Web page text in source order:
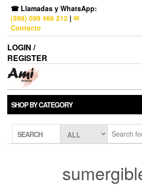
☎ Llamadas y WhatsApp:
(598) 099 466 212 | ✉
Contacto
LOGIN /
REGISTER
SHOP BY CATEGORY
SEARCH